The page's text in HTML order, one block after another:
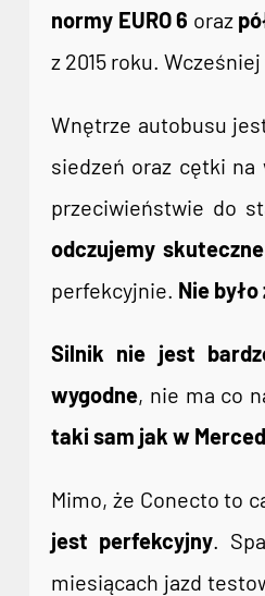
normy EURO 6 oraz
z 2015 roku.
Wnętrze autobusu
siedzeń oraz cętki na
przeciwieństwie do
odczujemy
perfekcyjnie. Nie
Silnik nie jest
wygodne, nie ma co
taki sam jak w
Mimo, że Conecto to
jest perfekcyjny.
miesiącach jazd